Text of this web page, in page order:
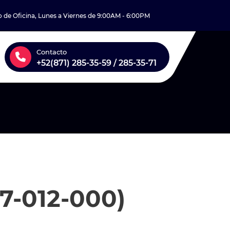
de Oficina, Lunes a Viernes de 9:00AM - 6:00PM
Contacto
+52(871) 285-35-59 / 285-35-71
012-000)